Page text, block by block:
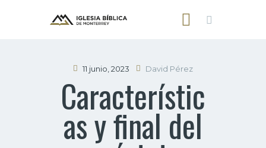
11 junio, 2023 David Pérez
Característic
as y final del
INICIO
NOSOTROS
SERMONES